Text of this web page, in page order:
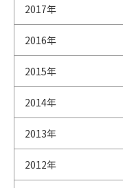
2017年
2016年
2015年
2014年
2013年
2012年